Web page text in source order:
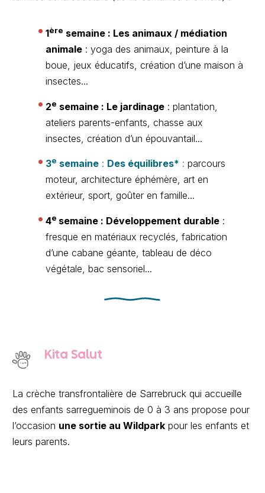
1ère semaine : Les animaux / médiation
animale : yoga des animaux, peinture à la
boue, jeux éducatifs, création d’une maison à
insectes...
2e semaine : Le jardinage : plantation,
ateliers parents-enfants, chasse aux
insectes, création d’un épouvantail...
3e semaine : Des équilibres* : parcours
moteur, architecture éphémère, art en
extérieur, sport, goûter en famille...
4e semaine : Développement durable :
fresque en matériaux recyclés, fabrication
d’une cabane géante, tableau de déco
végétale, bac sensoriel...
Kita Salut
La crèche transfrontalière de Sarrebruck qui accueille
des enfants sarregueminois de 0 à 3 ans propose pour
l’occasion une sortie au Wildpark pour les enfants et
leurs parents.